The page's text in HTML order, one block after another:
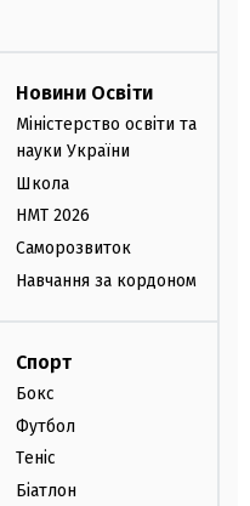
Новини Освіти
Міністерство освіти та
науки України
Школа
НМТ 2026
Саморозвиток
Навчання за кордоном
Спорт
Бокс
Футбол
Теніс
Біатлон